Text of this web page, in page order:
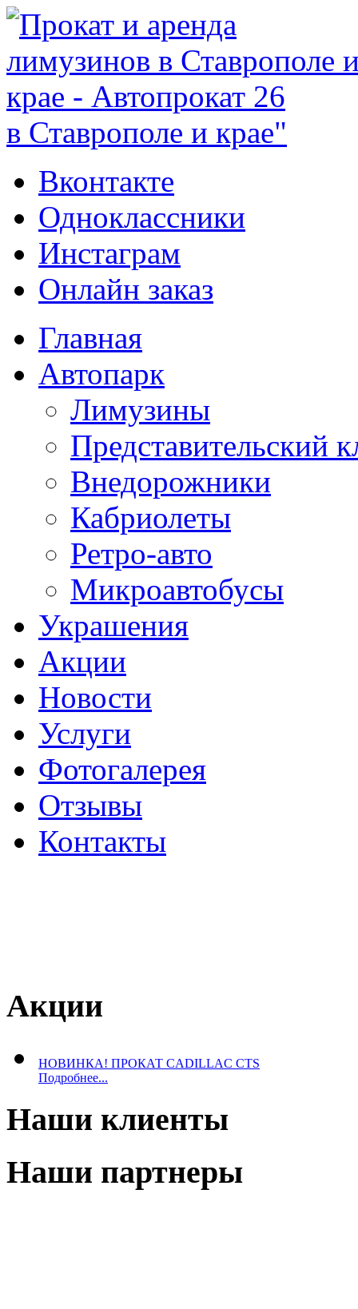
в Ставрополе и крае"
Вконтакте
Одноклассники
Инстаграм
Онлайн заказ
Главная
Автопарк
Лимузины
Представительский
Внедорожники
Кабриолеты
Ретро-авто
Микроавтобусы
Украшения
Акции
Новости
Услуги
Фотогалерея
Отзывы
­Контакты
Акции
НОВИНКА! ПРОКАТ CADILLAC CTS
Подробнее...
Наши клиенты
Наши партнеры